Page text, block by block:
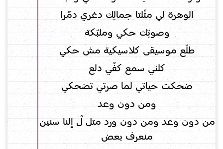
الوهرة لي مثّلتا جمالِك دغري دمّرا
وصوتِك حكي وملبّكة
طلّع موسيقى كلاسيكية مش حكي
كلني سمع كفّي دلع
ضحكت حياتي لما صرتي تضحكي
ومن دون وعد
من دون وعد ومن دون ورد متل لْ إلنا سنين
منعرف بعض